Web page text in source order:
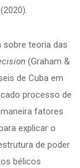
sobre teoria das
(Graham &
de Cuba em
processo de
fatores
explicar o
de poder
bélicos